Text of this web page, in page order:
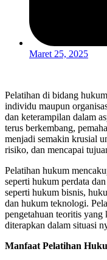
Maret 25, 2025
Pelatihan di bidang
individu maupun
dan keterampilan dalam
terus berkembang,
menjadi semakin krusial
risiko, dan mencapai
Pelatihan hukum
seperti hukum perdata
seperti hukum bisnis,
dan hukum teknologi.
pengetahuan teoritis
diterapkan dalam situasi
Manfaat Pelatihan